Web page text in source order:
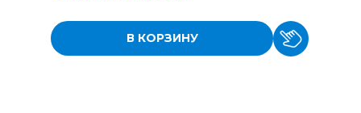
В КОРЗИНУ